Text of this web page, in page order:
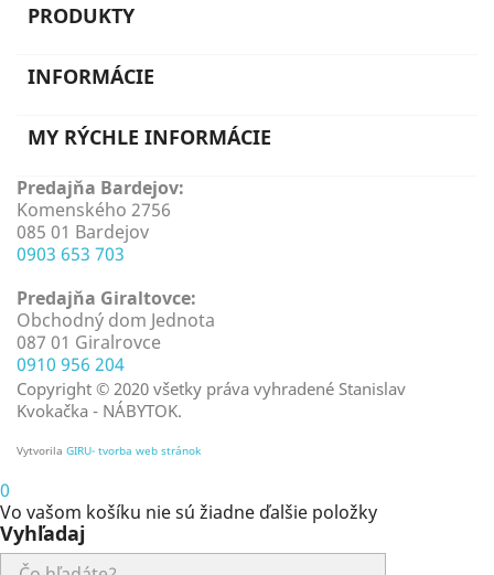
PRODUKTY
INFORMÁCIE
MY RÝCHLE INFORMÁCIE
Predajňa Bardejov:
Komenského 2756
085 01 Bardejov
0903 653 703
Predajňa Giraltovce:
Obchodný dom Jednota
087 01 Giralrovce
0910 956 204
Copyright © 2020 všetky práva vyhradené Stanislav
Kvokačka - NÁBYTOK.
Vytvorila GIRU- tvorba web stránok
0
Vo vašom košíku nie sú žiadne ďalšie položky
Vyhľadaj